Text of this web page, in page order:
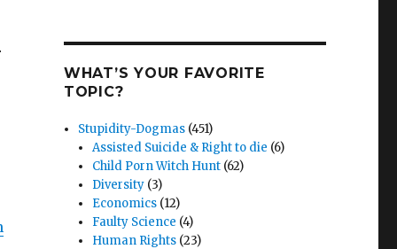
WHAT’S YOUR FAVORITE
TOPIC?
Stupidity-Dogmas (451)
Assisted Suicide & Right to die (6)
Child Porn Witch Hunt (62)
Diversity (3)
Economics (12)
Faulty Science (4)
Human Rights (23)